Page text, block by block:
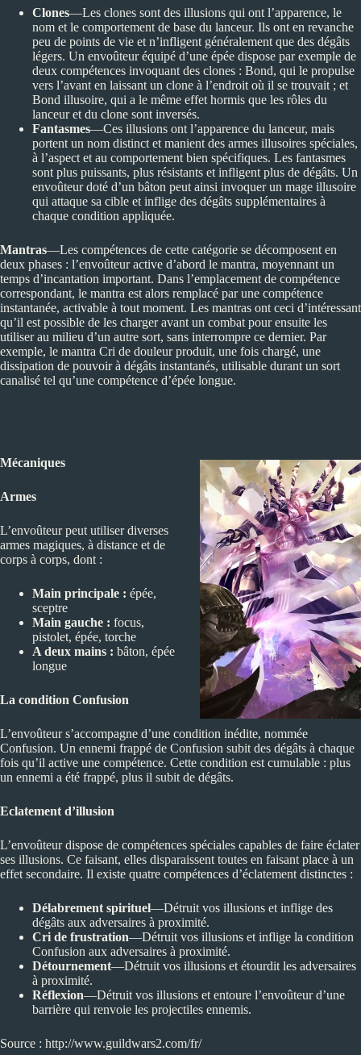
Clones—Les clones sont des illusions qui ont l’apparence, le
nom et le comportement de base du lanceur. Ils ont en revanche
peu de points de vie et n’infligent généralement que des dégâts
légers. Un envoûteur équipé d’une épée dispose par exemple de
deux compétences invoquant des clones : Bond, qui le propulse
vers l’avant en laissant un clone à l’endroit où il se trouvait ; et
Bond illusoire, qui a le même effet hormis que les rôles du
lanceur et du clone sont inversés.
Fantasmes—Ces illusions ont l’apparence du lanceur, mais
portent un nom distinct et manient des armes illusoires spéciales,
à l’aspect et au comportement bien spécifiques. Les fantasmes
sont plus puissants, plus résistants et infligent plus de dégâts. Un
envoûteur doté d’un bâton peut ainsi invoquer un mage illusoire
qui attaque sa cible et inflige des dégâts supplémentaires à
chaque condition appliquée.
Mantras—Les compétences de cette catégorie se décomposent en
deux phases : l’envoûteur active d’abord le mantra, moyennant un
temps d’incantation important. Dans l’emplacement de compétence
correspondant, le mantra est alors remplacé par une compétence
instantanée, activable à tout moment. Les mantras ont ceci d’intéressant
qu’il est possible de les charger avant un combat pour ensuite les
utiliser au milieu d’un autre sort, sans interrompre ce dernier. Par
exemple, le mantra Cri de douleur produit, une fois chargé, une
dissipation de pouvoir à dégâts instantanés, utilisable durant un sort
canalisé tel qu’une compétence d’épée longue.
Mécaniques
Armes
L’envoûteur peut utiliser diverses
armes magiques, à distance et de
corps à corps, dont :
Main principale : épée,
sceptre
Main gauche : focus,
pistolet, épée, torche
A deux mains : bâton, épée
longue
La condition Confusion
L’envoûteur s’accompagne d’une condition inédite, nommée
Confusion. Un ennemi frappé de Confusion subit des dégâts à chaque
fois qu’il active une compétence. Cette condition est cumulable : plus
un ennemi a été frappé, plus il subit de dégâts.
Eclatement d’illusion
L’envoûteur dispose de compétences spéciales capables de faire éclater
ses illusions. Ce faisant, elles disparaissent toutes en faisant place à un
effet secondaire. Il existe quatre compétences d’éclatement distinctes :
Délabrement spirituel—Détruit vos illusions et inflige des
dégâts aux adversaires à proximité.
Cri de frustration—Détruit vos illusions et inflige la condition
Confusion aux adversaires à proximité.
Détournement—Détruit vos illusions et étourdit les adversaires
à proximité.
Réflexion—Détruit vos illusions et entoure l’envoûteur d’une
barrière qui renvoie les projectiles ennemis.
Source : http://www.guildwars2.com/fr/